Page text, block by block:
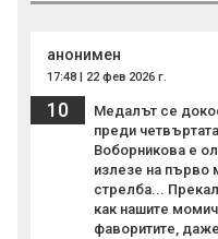
анонимен
17:48 | 22 фев 2026 г.
10
Медалът се
преди
Воборникова е
излезе на първо
стрелба...
как нашите
фаворитите,